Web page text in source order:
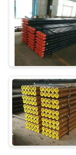
SITEMAP
PRIVACY
POLICY